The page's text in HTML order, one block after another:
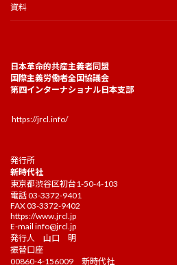
資料
日本革命的共産主義者同盟
国際主義労働者全国協議会
第四インターナショナル日本支部
https://jrcl.info/
発行所
新時代社
東京都渋谷区初台1-50-4-103
電話 03-3372-9401
FAX 03-3372-9402
https://www.jrcl.jp
E-mail info@jrcl.jp
発行人 山口 明
振替口座
00860-4-156009 新時代社